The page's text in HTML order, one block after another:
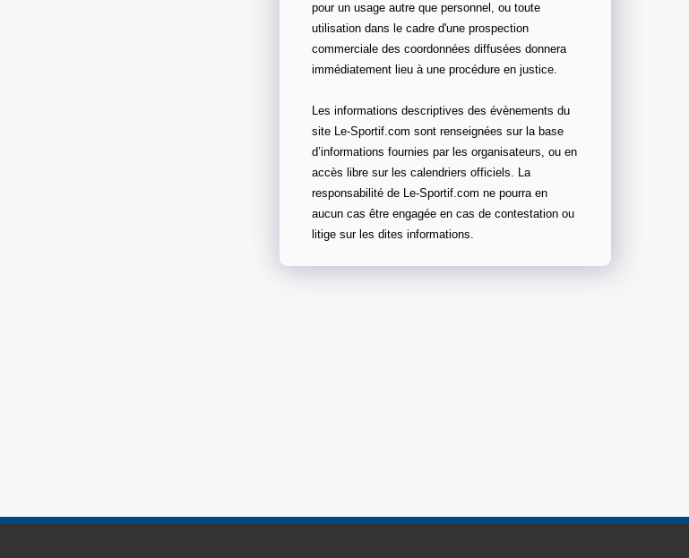
pour un usage autre que personnel, ou toute
utilisation dans le cadre d'une prospection
commerciale des coordonnées diffusées donnera
immédiatement lieu à une procédure en justice.
Les informations descriptives des évènements du
site Le-Sportif.com sont renseignées sur la base
d’informations fournies par les organisateurs, ou en
accès libre sur les calendriers officiels. La
responsabilité de Le-Sportif.com ne pourra en
aucun cas être engagée en cas de contestation ou
litige sur les dites informations.